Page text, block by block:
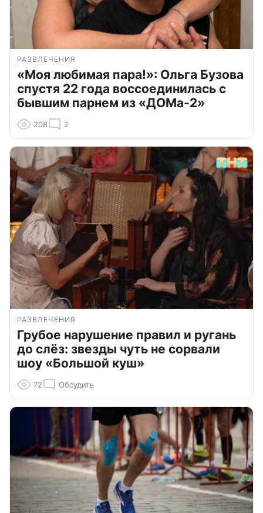
РАЗВЛЕЧЕНИЯ
«Моя любимая пара!»: Ольга Бузова
спустя 22 года воссоединилась с
бывшим парнем из «ДОМа-2»
208 2
РАЗВЛЕЧЕНИЯ
Грубое нарушение правил и ругань
до слёз: звезды чуть не сорвали
шоу «Большой куш»
72 Обсудить